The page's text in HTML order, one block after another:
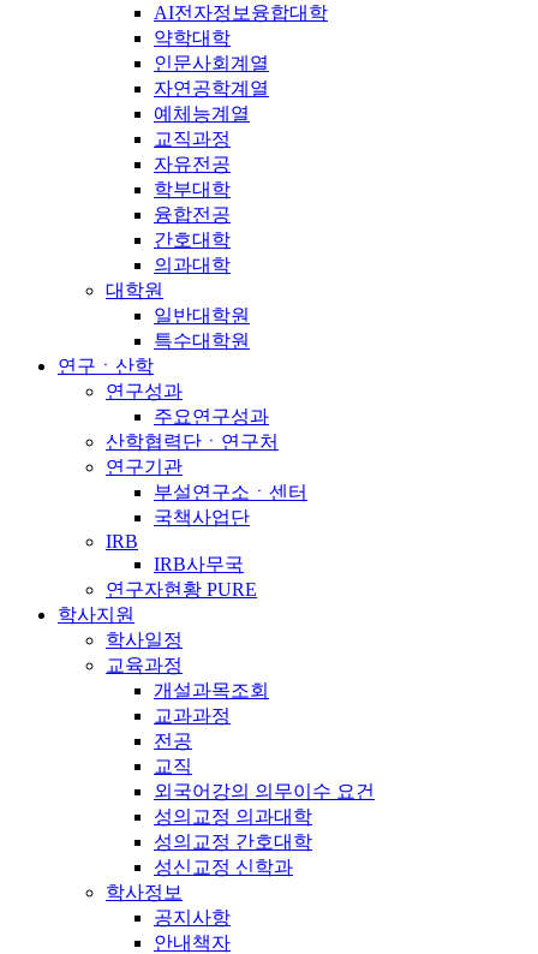
AI전자정보융합대학
약학대학
인문사회계열
자연공학계열
예체능계열
교직과정
자유전공
학부대학
융합전공
간호대학
의과대학
대학원
일반대학원
특수대학원
연구ㆍ산학
연구성과
주요연구성과
산학협력단ㆍ연구처
연구기관
부설연구소ㆍ센터
국책사업단
IRB
IRB사무국
연구자현황 PURE
학사지원
학사일정
교육과정
개설과목조회
교과과정
전공
교직
외국어강의 의무이수 요건
성의교정 의과대학
성의교정 간호대학
성신교정 신학과
학사정보
공지사항
안내책자